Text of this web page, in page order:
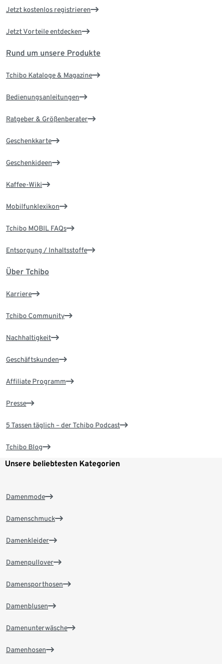
Jetzt kostenlos registrieren
Jetzt Vorteile entdecken
Rund um unsere Produkte
Tchibo Kataloge & Magazine
Bedienungsanleitungen
Ratgeber & Größenberater
Geschenkkarte
Geschenkideen
Kaffee-Wiki
Mobilfunklexikon
Tchibo MOBIL FAQs
Entsorgung / Inhaltsstoffe
Über Tchibo
Karriere
Tchibo Community
Nachhaltigkeit
Geschäftskunden
Affiliate Programm
Presse
5 Tassen täglich – der Tchibo Podcast
Tchibo Blog
Unsere beliebtesten Kategorien
Damenmode
Damenschmuck
Damenkleider
Damenpullover
Damensporthosen
Damenblusen
Damenunterwäsche
Damenhosen